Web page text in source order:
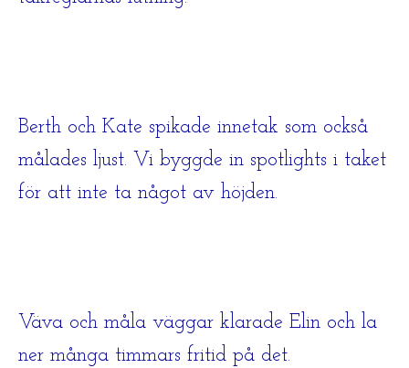
Berth och Kate spikade innetak som också
målades ljust. Vi byggde in spotlights i taket
för att inte ta något av höjden.
Väva och måla väggar klarade Elin och la
ner många timmars fritid på det.